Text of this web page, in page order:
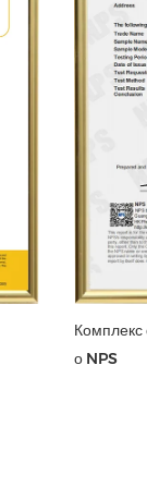
Комплекс
о NPS